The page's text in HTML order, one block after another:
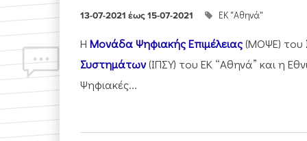
13-07-2021 έως 15-07-2021 ΕΚ "Αθηνά"
Η Μονάδα Ψηφιακής Επιμέλειας(ΜΟΨΕ) του
Συστημάτων(ΙΠΣΥ) του ΕΚ “Αθηνά” και η
Ψηφιακές...